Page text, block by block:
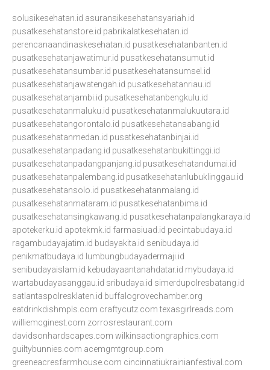
solusikesehatan.id asuransikesehatansyariah.id
pusatkesehatanstore.id pabrikalatkesehatan.id
perencanaandinaskesehatan.id pusatkesehatanbanten.id
pusatkesehatanjawatimur.id pusatkesehatansumut.id
pusatkesehatansumbar.id pusatkesehatansumsel.id
pusatkesehatanjawatengah.id pusatkesehatanriau.id
pusatkesehatanjambi.id pusatkesehatanbengkulu.id
pusatkesehatanmaluku.id pusatkesehatanmalukuutara.id
pusatkesehatangorontalo.id pusatkesehatansabang.id
pusatkesehatanmedan.id pusatkesehatanbinjai.id
pusatkesehatanpadang.id pusatkesehatanbukittinggi.id
pusatkesehatanpadangpanjang.id pusatkesehatandumai.id
pusatkesehatanpalembang.id pusatkesehatanlubuklinggau.id
pusatkesehatansolo.id pusatkesehatanmalang.id
pusatkesehatanmataram.id pusatkesehatanbima.id
pusatkesehatansingkawang.id pusatkesehatanpalangkaraya.id
apotekerku.id apotekmk.id farmasiuad.id pecintabudaya.id
ragambudayajatim.id budayakita.id senibudaya.id
penikmatbudaya.id lumbungbudayadermaji.id
senibudayaislam.id kebudayaantanahdatar.id mybudaya.id
wartabudayasanggau.id sribudaya.id simerdupolresbatang.id
satlantaspolresklaten.id buffalogrovechamber.org
eatdrinkdishmpls.com craftycutz.com texasgirlreads.com
williemcginest.com zorrosrestaurant.com
davidsonhardscapes.com wilkinsactiongraphics.com
guiltybunnies.com acemgmtgroup.com
greeneacresfarmhouse.com cincinnatiukrainianfestival.com